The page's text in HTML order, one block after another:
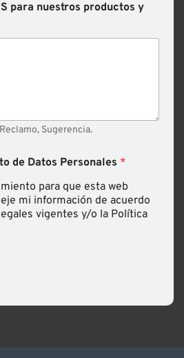
para nuestros productos y
Sugerencia.
de Datos Personales *
para que esta web
mi información de acuerdo
vigentes y/o la Política